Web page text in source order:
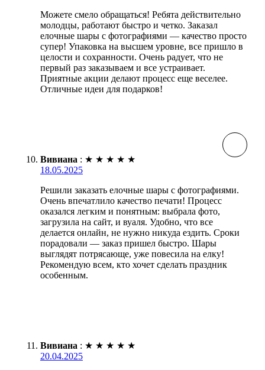
Можете смело обращаться! Ребята действительно
молодцы, работают быстро и четко. Заказал
елочные шары с фотографиями — качество просто
супер! Упаковка на высшем уровне, все пришло в
целости и сохранности. Очень радует, что не
первый раз заказываем и все устраивает.
Приятные акции делают процесс еще веселее.
Отличные идеи для подарков!
Вивиана : ★ ★ ★ ★ ★
18.05.2025
Решили заказать елочные шары с фотографиями.
Очень впечатлило качество печати! Процесс
оказался легким и понятным: выбрала фото,
загрузила на сайт, и вуаля. Удобно, что все
делается онлайн, не нужно никуда ездить. Сроки
порадовали — заказ пришел быстро. Шары
выглядят потрясающе, уже повесила на елку!
Рекомендую всем, кто хочет сделать праздник
особенным.
Вивиана : ★ ★ ★ ★ ★
20.04.2025